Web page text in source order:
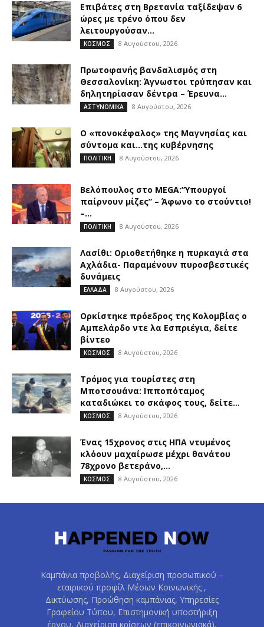
Επιβάτες στη Βρετανία ταξίδεψαν 6
ώρες με τρένο όπου δεν
λειτουργούσαν...
ΚΟΣΜΟΣ 8 Αυγούστου, 2026
Πρωτοφανής βανδαλισμός στη
Θεσσαλονίκη: Άγνωστοι τρύπησαν και
δηλητηρίασαν δέντρα – Έρευνα...
ΑΣΤΥΝΟΜΙΚΑ 8 Αυγούστου, 2026
Ο «πονοκέφαλος» της Μαγνησίας και
σύντομα και…της κυβέρνησης
ΠΟΛΙΤΙΚΗ 8 Αυγούστου, 2026
Βελόπουλος στο MEGA:”Υπουργοί
παίρνουν μίζες” – Άφωνο το στούντιο!
–...
ΠΟΛΙΤΙΚΗ 8 Αυγούστου, 2026
Λασίθι: Οριοθετήθηκε η πυρκαγιά στα
Αχλάδια- Παραμένουν πυροσβεστικές
δυνάμεις
ΕΛΛΑΔΑ 8 Αυγούστου, 2026
Ορκίστηκε πρόεδρος της Κολομβίας ο
Αμπελάρδο ντε λα Εσπριέγια, δείτε
βίντεο
ΚΟΣΜΟΣ 8 Αυγούστου, 2026
Τρόμος για τουρίστες στη
Μποτσουάνα: Ιπποπόταμος
καταδιώκει το σκάφος τους, δείτε...
ΚΟΣΜΟΣ 8 Αυγούστου, 2026
Ένας 15χρονος στις ΗΠΑ ντυμένος
κλόουν μαχαίρωσε μέχρι θανάτου
78χρονο βετεράνο,...
ΚΟΣΜΟΣ 8 Αυγούστου, 2026
Καμπάνια προβολής, Διαχείριση προσωπικού –
εταιρικού προφίλ Μέσων Κοινωνικής ,
Δικτύωσης, Προώθηση καμπάνιας, Υπηρεσίες
Γραφείου Τύπου, Επιστημονική υποστήριξη
έργου, Διαχείριση κρίσεων (επικοινωνιακά),